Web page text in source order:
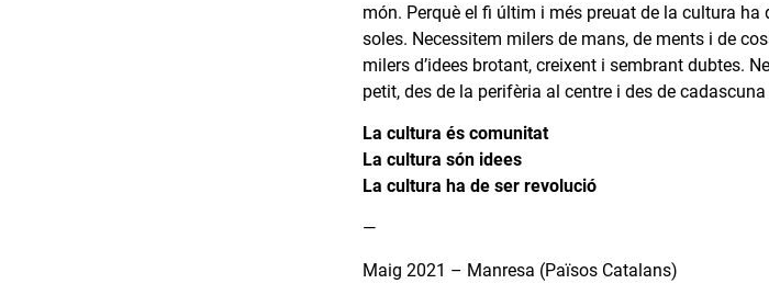
món. Perquè el fi últim i més preuat de la cultura
soles. Necessitem milers de mans, de ments i de
milers d’idees brotant, creixent i sembrant dubtes.
petit, des de la perifèria al centre i des de
La cultura és comunitat
La cultura són idees
La cultura ha de ser revolució
—
Maig 2021 – Manresa (Països Catalans)